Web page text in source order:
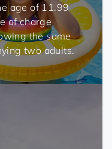
age of 11.99
of charge
the same
two adults.